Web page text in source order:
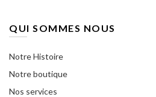
QUI SOMMES NOUS
Notre Histoire
Notre boutique
Nos services